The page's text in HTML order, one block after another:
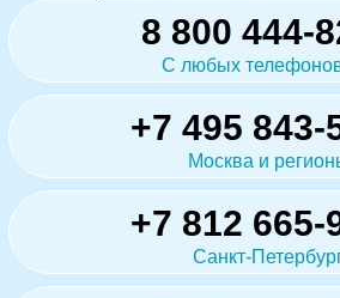
8 800 444-
С любых
+7 495 843-
Москва и
+7 812 665-
Санкт-